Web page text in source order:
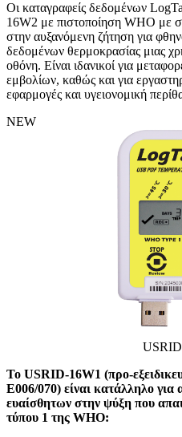
Οι καταγραφείς δεδομένων
16W2 με πιστοποίηση WHO με
στην αυξανόμενη ζήτηση για
δεδομένων θερμοκρασίας μιας
οθόνη. Είναι ιδανικοί για
εμβολίων, καθώς και για
εφαρμογές και υγειονομική
NEW
Το USRID-16W1 (προ-
E006/070) είναι κατάλληλο για
ευαίσθητων στην ψύξη που
τύπου 1 της WHO: